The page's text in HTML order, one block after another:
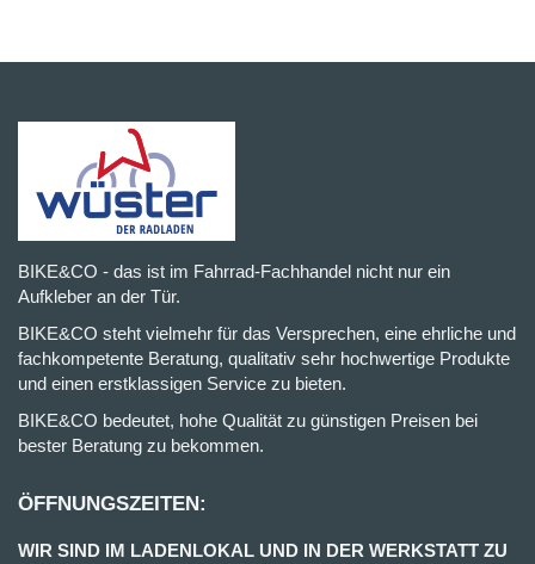
BIKE&CO - das ist im Fahrrad-Fachhandel nicht nur ein
Aufkleber an der Tür.
BIKE&CO steht vielmehr für das Versprechen, eine ehrliche und
fachkompetente Beratung, qualitativ sehr hochwertige Produkte
und einen erstklassigen Service zu bieten.
BIKE&CO bedeutet, hohe Qualität zu günstigen Preisen bei
bester Beratung zu bekommen.
ÖFFNUNGSZEITEN:
WIR SIND IM LADENLOKAL UND IN DER WERKSTATT ZU